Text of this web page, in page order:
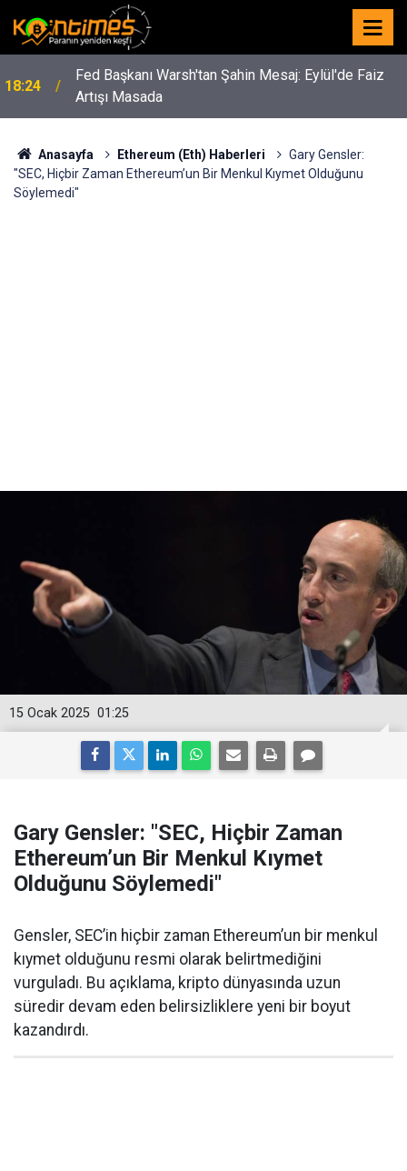
18:24
Fed Başkanı Warsh'tan Şahin Mesaj: Eylül'de Faiz
Artışı Masada
Anasayfa Ethereum (Eth) Haberleri
Gary Gensler:
"SEC, Hiçbir Zaman Ethereum’un Bir Menkul Kıymet Olduğunu
Söylemedi"
01:25
15 Ocak 2025
Gary Gensler: "SEC, Hiçbir Zaman
Ethereum’un Bir Menkul Kıymet
Olduğunu Söylemedi"
Gensler, SEC’in hiçbir zaman Ethereum’un bir menkul
kıymet olduğunu resmi olarak belirtmediğini
vurguladı. Bu açıklama, kripto dünyasında uzun
süredir devam eden belirsizliklere yeni bir boyut
kazandırdı.